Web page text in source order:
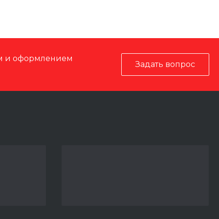
и оформлением
Задать вопрос